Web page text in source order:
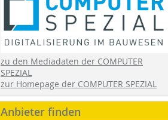
zu den Mediadaten der COMPUTER
SPEZIAL
zur Homepage der COMPUTER SPEZIAL
Anbieter finden